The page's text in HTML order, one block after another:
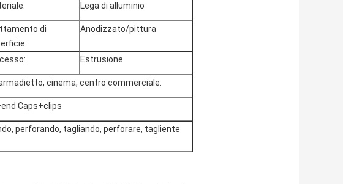
Lega di alluminio
di
Anodizzato/pittura
Estrusione
cinema, centro commerciale.
Caps+clips
perforando, tagliando, perforare, tagliente